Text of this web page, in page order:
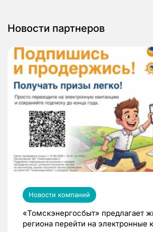
Новости партнеров
Новости компаний
«Томскэнергосбыт» предлагает
региона перейти на электронные